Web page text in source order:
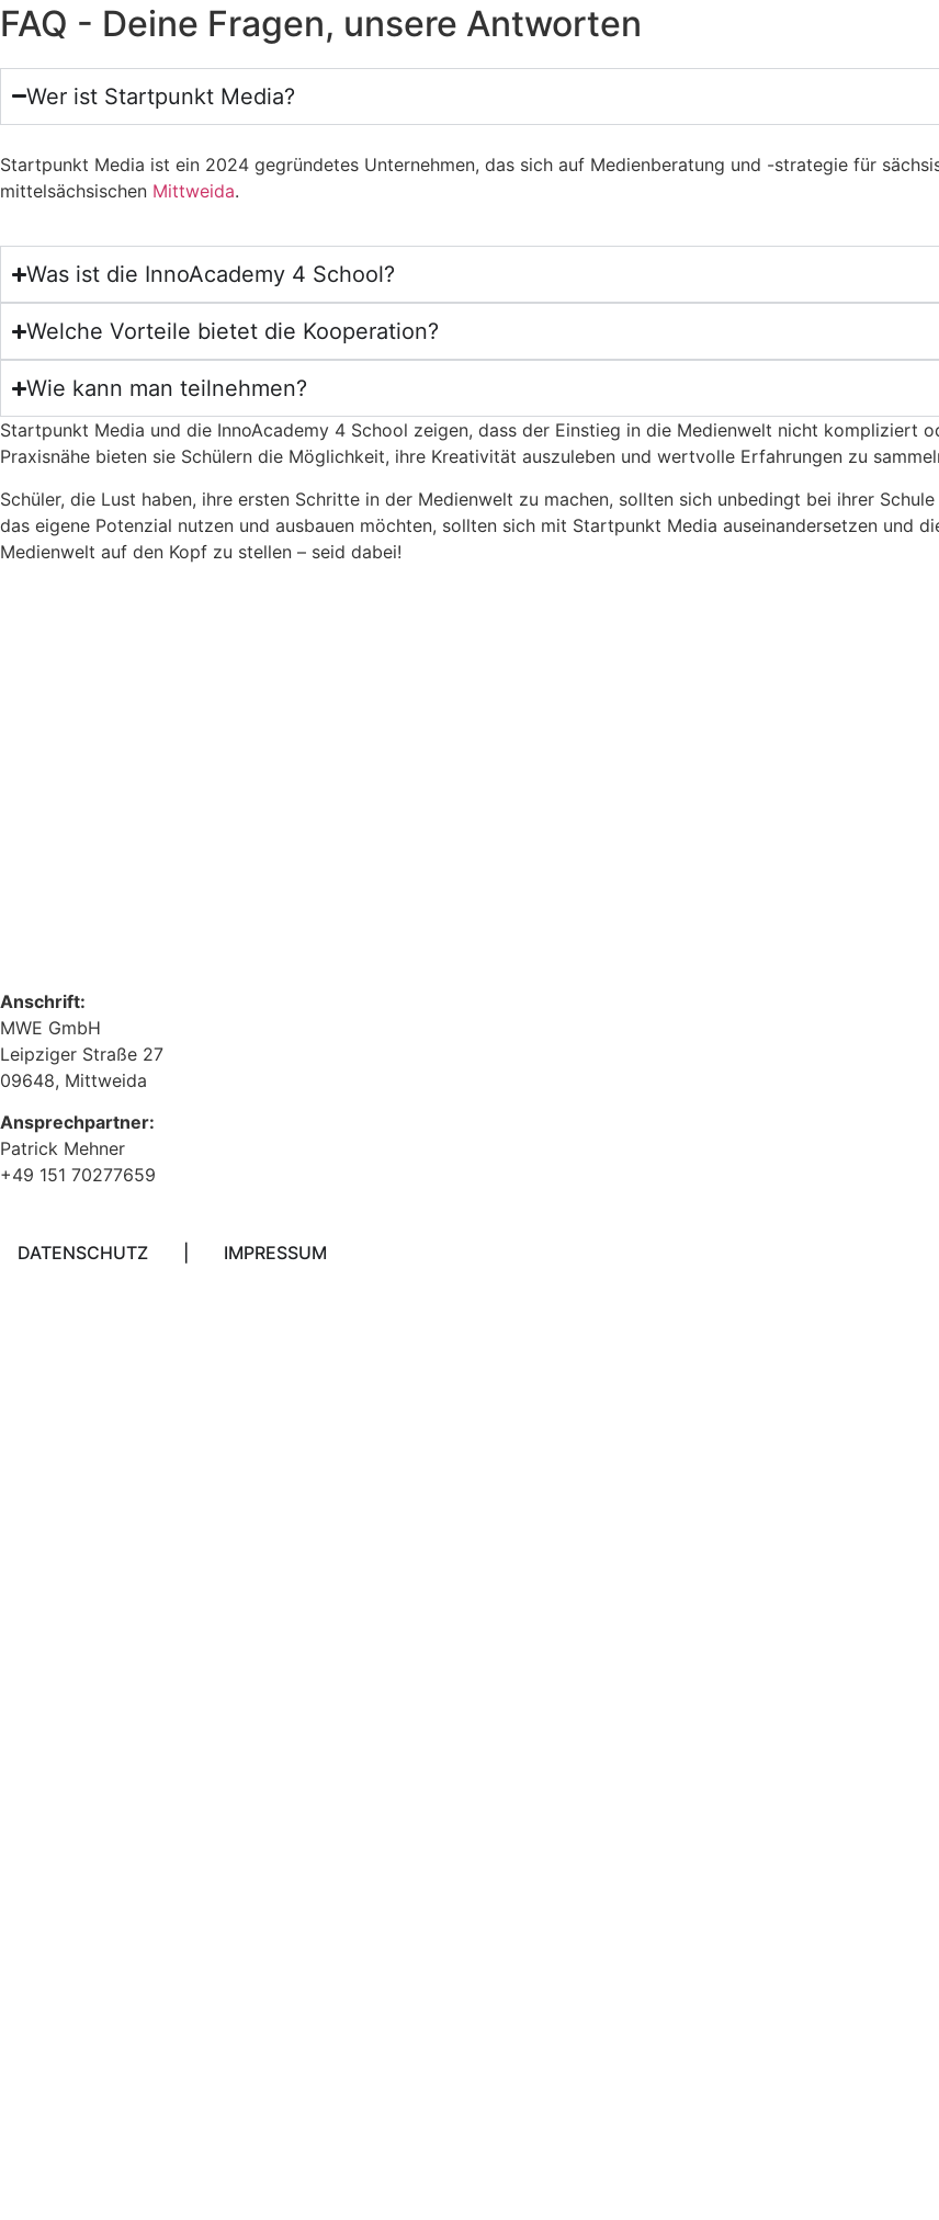
FAQ - Deine Fragen, unsere Antworten
Wer ist Startpunkt Media?
Startpunkt Media ist ein 2024 gegründetes Unternehmen, das sich auf Medienberatung und -strategie für
mittelsächsischen Mittweida.
Was ist die InnoAcademy 4 School?
Welche Vorteile bietet die Kooperation?
Wie kann man teilnehmen?
Startpunkt Media und die InnoAcademy 4 School zeigen, dass der Einstieg in die Medienwelt nicht kompliziert
Praxisnähe bieten sie Schülern die Möglichkeit, ihre Kreativität auszuleben und wertvolle Erfahrungen zu
Schüler, die Lust haben, ihre ersten Schritte in der Medienwelt zu machen, sollten sich unbedingt bei ihrer
das eigene Potenzial nutzen und ausbauen möchten, sollten sich mit Startpunkt Media auseinandersetzen und
Medienwelt auf den Kopf zu stellen – seid dabei!
Anschrift:
MWE GmbH
Leipziger Straße 27
09648, Mittweida
Ansprechpartner:
Patrick Mehner
+49 151 70277659
DATENSCHUTZ IMPRESSUM